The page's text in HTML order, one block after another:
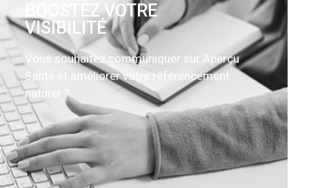
BOOSTEZ VOTRE
VISIBILITÉ
Vous souhaitez communiquer sur Aperçu
Santé et améliorer votre référencement
naturel ?